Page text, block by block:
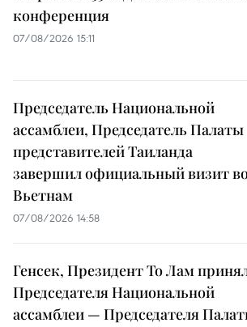
конференция
07/08/2026 15:11
Председатель Национальной
ассамблеи, Председатель Палаты
представителей Таиланда
завершил официальный визит
Вьетнам
07/08/2026 14:58
Генсек, Президент То Лам
Председателя Национальной
ассамблеи — Председателя